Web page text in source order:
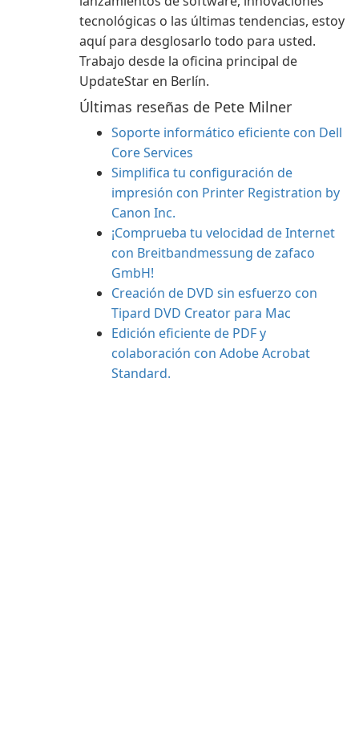
tecnológicas o las últimas tendencias, estoy
aquí para desglosarlo todo para usted.
Trabajo desde la oficina principal de
UpdateStar en Berlín.
Últimas reseñas de Pete Milner
Soporte informático eficiente con Dell
Core Services
Simplifica tu configuración de
impresión con Printer Registration by
Canon Inc.
¡Comprueba tu velocidad de Internet
con Breitbandmessung de zafaco
GmbH!
Creación de DVD sin esfuerzo con
Tipard DVD Creator para Mac
Edición eficiente de PDF y
colaboración con Adobe Acrobat
Standard.